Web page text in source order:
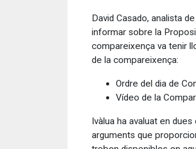
David Casado, analista
informar sobre la
compareixença va tenir
de la compareixença:
Ordre del dia de
Vídeo de la
Ivàlua ha avaluat en
arguments que